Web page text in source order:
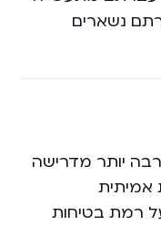
נשארים
יותר מדרישה
אמיתית
רמת בטיחות